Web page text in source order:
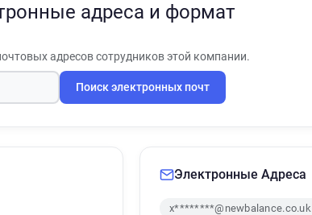
адреса и формат
адресов сотрудников этой компании.
Поиск электронных почт
Электронные Адреса
x********@newbalance.co.uk